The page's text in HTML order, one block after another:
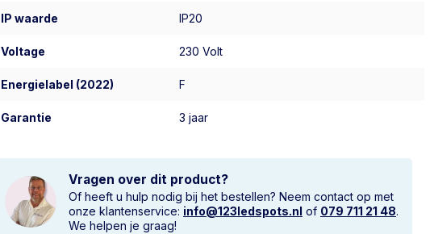
IP waarde IP20
Voltage 230 Volt
Energielabel (2022) F
Garantie 3 jaar
Vragen over dit product?
Of heeft u hulp nodig bij het bestellen? Neem contact op met
onze klantenservice: info@123ledspots.nl of 079 711 21 48.
We helpen je graag!